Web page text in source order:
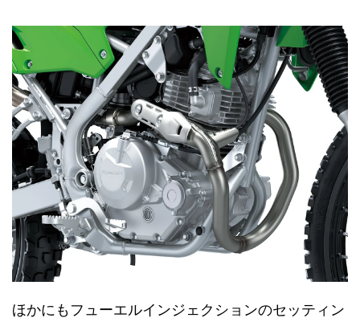
ほかにもフューエルインジェクションのセッティン